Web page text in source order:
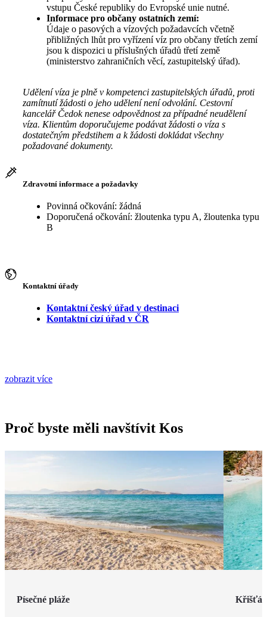
vstupu České republiky do Evropské unie nutné.
Informace pro občany ostatních zemí:
Údaje o pasových a vízových požadavcích včetně
přibližných lhůt pro vyřízení víz pro občany třetích zemí
jsou k dispozici u příslušných úřadů třetí země
(ministerstvo zahraničních věcí, zastupitelský úřad).
Udělení víza je plně v kompetenci zastupitelských úřadů, proti
zamítnutí žádosti o jeho udělení není odvolání. Cestovní
kancelář Čedok nenese odpovědnost za případné neudělení
víza. Klientům doporučujeme podávat žádosti o víza s
dostatečným předstihem a k žádosti dokládat všechny
požadované dokumenty.
Zdravotní informace a požadavky
Povinná očkování: žádná
Doporučená očkování: žloutenka typu A, žloutenka typu
B
Kontaktní úřady
Kontaktní český úřad v destinaci
Kontaktní cizí úřad v ČR
zobrazit více
Proč byste měli navštívit Kos
Písečné pláže